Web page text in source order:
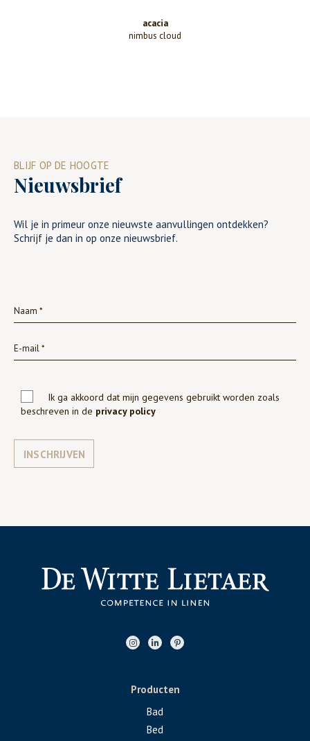
acacia
nimbus cloud
BLIJF OP DE HOOGTE
Nieuwsbrief
Wil je in primeur onze nieuwste aanvullingen ontdekken?
Schrijf je dan in op onze nieuwsbrief.
Ik ga akkoord dat mijn gegevens gebruikt worden zoals
beschreven in de privacy policy
INSCHRIJVEN
Producten
Bad
Bed